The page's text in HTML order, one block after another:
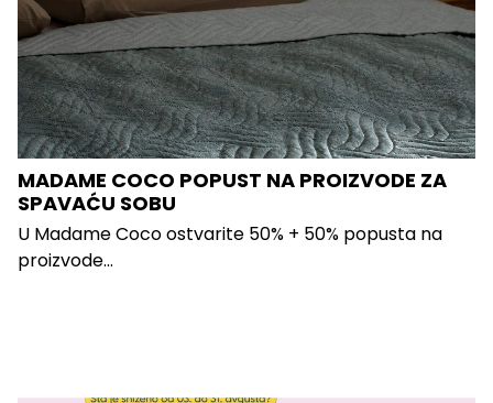
MADAME COCO POPUST NA PROIZVODE ZA
SPAVAĆU SOBU
U Madame Coco ostvarite 50% + 50% popusta na
proizvode...